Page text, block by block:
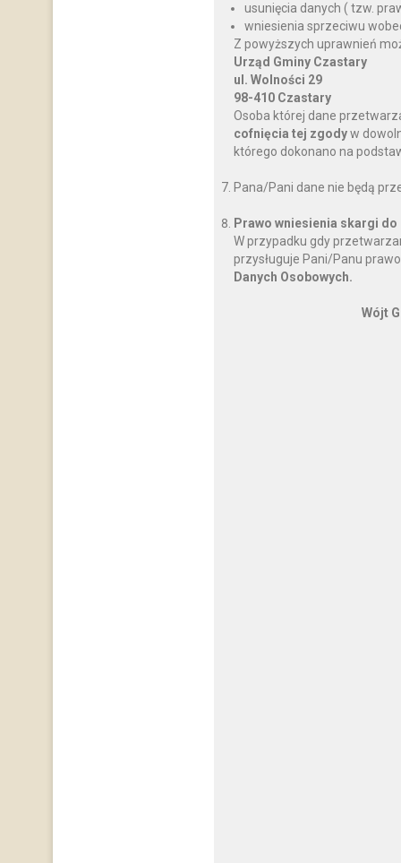
usunięcia danych ( tzw.
wniesienia sprzeciwu
Z powyższych uprawnień
Urząd Gminy Czastary
ul. Wolności 29
98-410 Czastary
Osoba której dane
cofnięcia tej zgodyw
którego dokonano na
Pana/Pani dane nie będą
Prawo wniesienia skargi
W przypadku gdy
przysługuje Pani/Panu
Danych Osobowych.
Wójt